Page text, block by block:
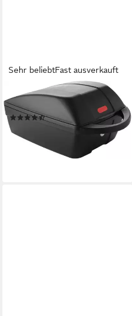
Sehr beliebtFast ausverkauft
FISCHER FAHRRAD
Gepäckträgertasche
(30)
ab 37,99 €
lieferbar - in 1-2 Werktagen bei dir